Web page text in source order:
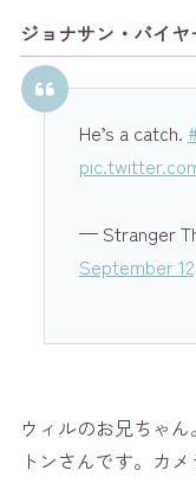
ジョナサン・バイヤ
He’s a catch.
— Stranger
September
ウィルのお兄ちゃ
トンさんです。カ